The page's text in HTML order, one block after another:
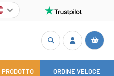
ORDINE VELOCE